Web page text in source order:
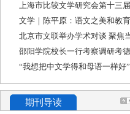
“我想把中文学得和母语一样好”
期刊导读